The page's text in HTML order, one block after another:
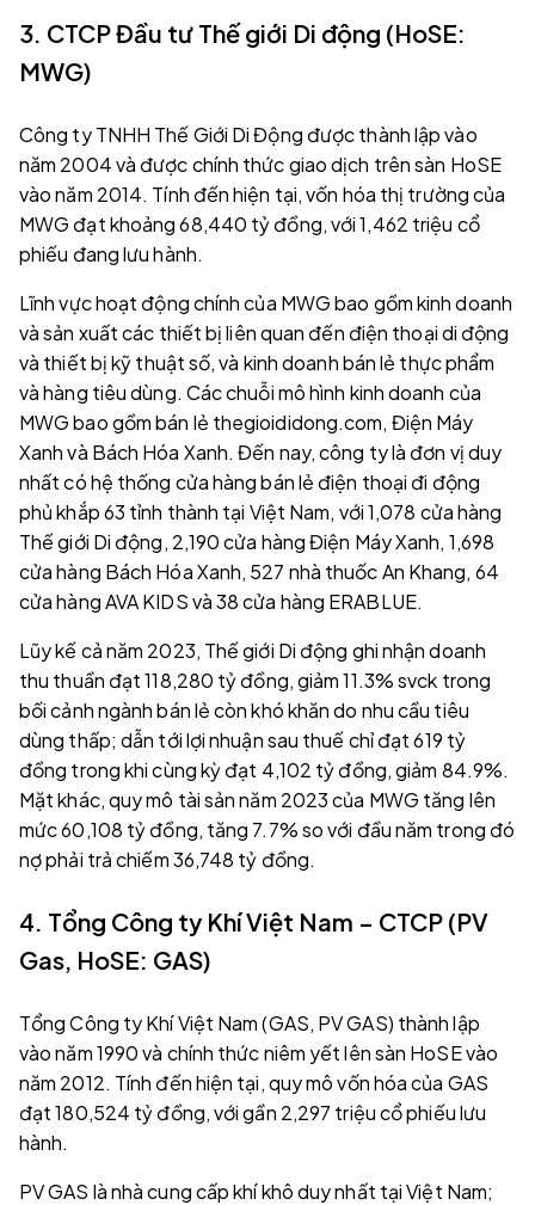
3. CTCP Đầu tư Thế giới Di động (HoSE:
MWG)
Công ty TNHH Thế Giới Di Động được thành lập vào
năm 2004 và được chính thức giao dịch trên sàn HoSE
vào năm 2014. Tính đến hiện tại, vốn hóa thị trường của
MWG đạt khoảng 68,440 tỷ đồng, với 1,462 triệu cổ
phiếu đang lưu hành.
Lĩnh vực hoạt động chính của MWG bao gồm kinh doanh
và sản xuất các thiết bị liên quan đến điện thoại di động
và thiết bị kỹ thuật số, và kinh doanh bán lẻ thực phẩm
và hàng tiêu dùng. Các chuỗi mô hình kinh doanh của
MWG bao gồm bán lẻ thegioididong.com, Điện Máy
Xanh và Bách Hóa Xanh. Đến nay, công ty là đơn vị duy
nhất có hệ thống cửa hàng bán lẻ điện thoại đi động
phủ khắp 63 tỉnh thành tại Việt Nam, với 1,078 cửa hàng
Thế giới Di động, 2,190 cửa hàng Điện Máy Xanh, 1,698
cửa hàng Bách Hóa Xanh, 527 nhà thuốc An Khang, 64
cửa hàng AVA KIDS và 38 cửa hàng ERABLUE.
Lũy kế cả năm 2023, Thế giới Di động ghi nhận doanh
thu thuần đạt 118,280 tỷ đồng, giảm 11.3% svck trong
bối cảnh ngành bán lẻ còn khó khăn do nhu cầu tiêu
dùng thấp; dẫn tới lợi nhuận sau thuế chỉ đạt 619 tỷ
đồng trong khi cùng kỳ đạt 4,102 tỷ đồng, giảm 84.9%.
Mặt khác, quy mô tài sản năm 2023 của MWG tăng lên
mức 60,108 tỷ đồng, tăng 7.7% so với đầu năm trong đó
nợ phải trả chiếm 36,748 tỷ đồng.
4. Tổng Công ty Khí Việt Nam – CTCP (PV
Gas, HoSE: GAS)
Tổng Công ty Khí Việt Nam (GAS, PV GAS) thành lập
vào năm 1990 và chính thức niêm yết lên sàn HoSE vào
năm 2012. Tính đến hiện tại, quy mô vốn hóa của GAS
đạt 180,524 tỷ đồng, với gần 2,297 triệu cổ phiếu lưu
hành.
PV GAS là nhà cung cấp khí khô duy nhất tại Việt Nam;